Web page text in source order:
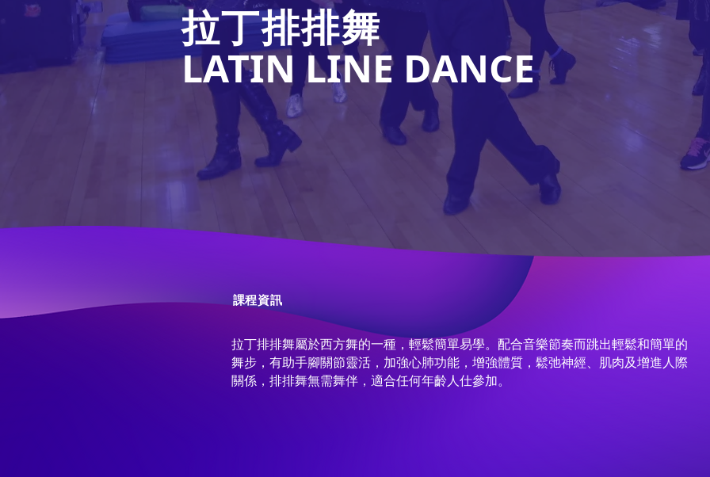
拉丁排排舞
LATIN LINE DANCE
課程資訊
拉丁排排舞屬於西方舞的一種，輕鬆簡單易學。配合音樂節奏而跳出輕鬆和簡單的
舞步，有助手腳關節靈活，加強心肺功能，增強體質，鬆弛神經、肌肉及增進人際
關係，排排舞無需舞伴，適合任何年齡人仕參加。